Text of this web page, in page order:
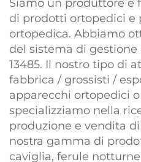
Siamo un produttore e
di prodotti ortopedici e
ortopedica. Abbiamo
del sistema di gestione
13485. Il nostro tipo di
fabbrica / grossisti /
apparecchi ortopedici
specializziamo nella
produzione e vendita
nostra gamma di
caviglia, ferule